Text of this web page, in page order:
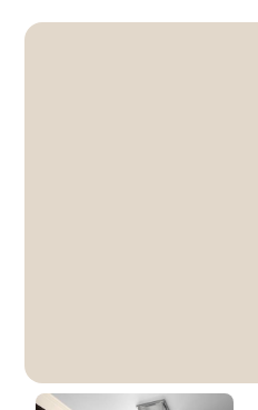
Crème De Champignons